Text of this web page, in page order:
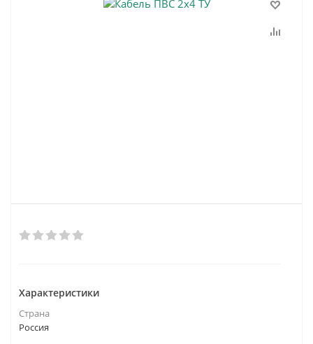
Характеристики
Страна
Россия